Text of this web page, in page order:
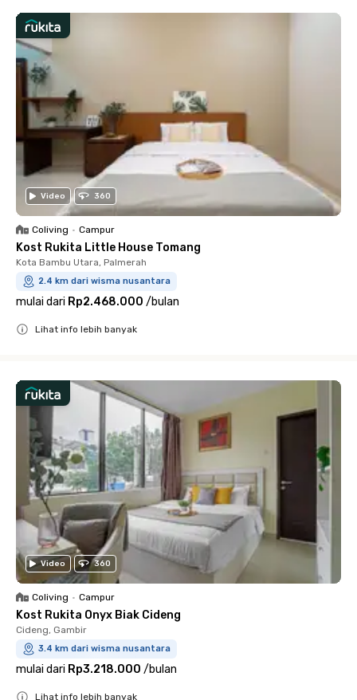
Video 360
Coliving • Campur
Kost Rukita Little House Tomang
Kota Bambu Utara, Palmerah
2.4 km dari wisma nusantara
mulai dari Rp2.468.000 /bulan
Lihat info lebih banyak
Video 360
Coliving • Campur
Kost Rukita Onyx Biak Cideng
Cideng, Gambir
3.4 km dari wisma nusantara
mulai dari Rp3.218.000 /bulan
Lihat info lebih banyak